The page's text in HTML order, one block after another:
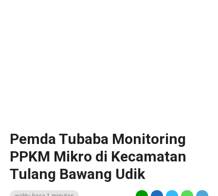
Pemda Tubaba Monitoring
PPKM Mikro di Kecamatan
Tulang Bawang Udik